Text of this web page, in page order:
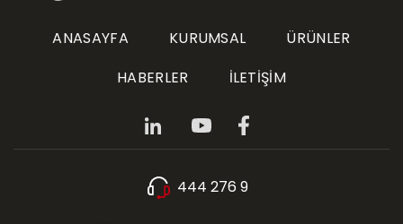
ANASAYFA KURUMSAL
ÜRÜNLER
HABERLER
İLETİŞİM
444 276 9